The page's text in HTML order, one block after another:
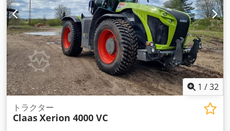
1 /32
トラクター
ClaasXerion 4000 VC